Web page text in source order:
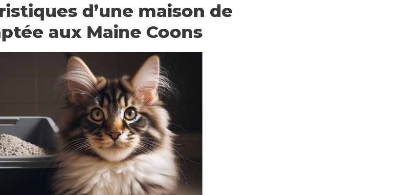
d’une maison de
aux Maine Coons